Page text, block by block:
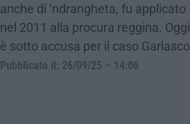
anche di ‘ndrangheta, fu applicato
nel 2011 alla procura reggina. Oggi
è sotto accusa per il caso Garlasco
Pubblicato il: 26/09/25 – 14:06